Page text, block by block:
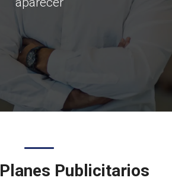
Planes Publicitarios